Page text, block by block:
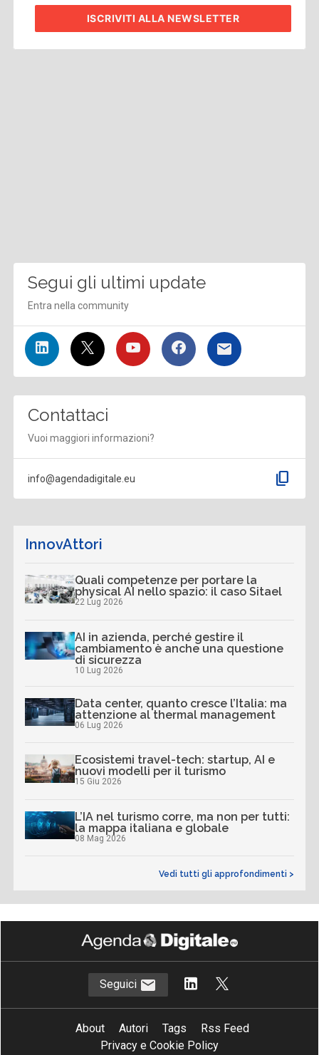
ISCRIVITI ALLA NEWSLETTER
Segui gli ultimi update
Entra nella community
Contattaci
Vuoi maggiori informazioni?
info@agendadigitale.eu content_copy
InnovAttori
Quali competenze per portare la
physical AI nello spazio: il caso Sitael
22 Lug 2026
AI in azienda, perché gestire il
cambiamento è anche una questione
di sicurezza
10 Lug 2026
Data center, quanto cresce l’Italia: ma
attenzione al thermal management
06 Lug 2026
Ecosistemi travel-tech: startup, AI e
nuovi modelli per il turismo
15 Giu 2026
L’IA nel turismo corre, ma non per tutti:
la mappa italiana e globale
08 Mag 2026
Vedi tutti gli approfondimenti >
Seguici
About Autori Tags
Rss Feed
Privacy e Cookie Policy